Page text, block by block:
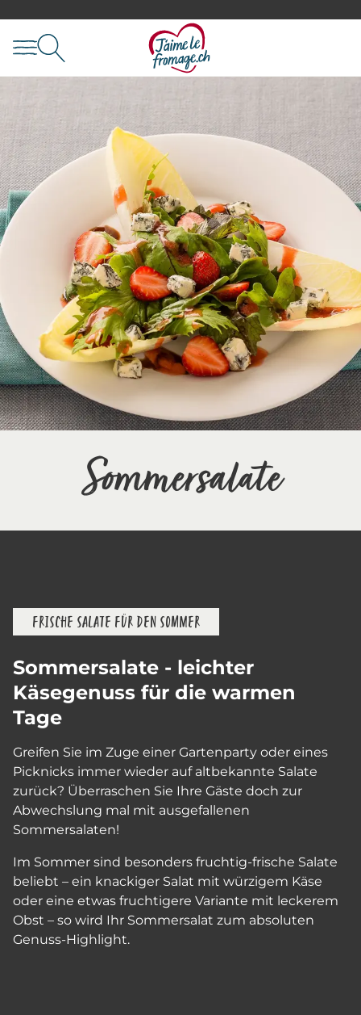
Sommersalate
FRISCHE SALATE FÜR DEN SOMMER
Sommersalate - leichter
Käsegenuss für die warmen
Tage
Greifen Sie im Zuge einer Gartenparty oder eines
Picknicks immer wieder auf altbekannte Salate
zurück? Überraschen Sie Ihre Gäste doch zur
Abwechslung mal mit ausgefallenen
Sommersalaten!
Im Sommer sind besonders fruchtig-frische Salate
beliebt – ein knackiger Salat mit würzigem Käse
oder eine etwas fruchtigere Variante mit leckerem
Obst – so wird Ihr Sommersalat zum absoluten
Genuss-Highlight.